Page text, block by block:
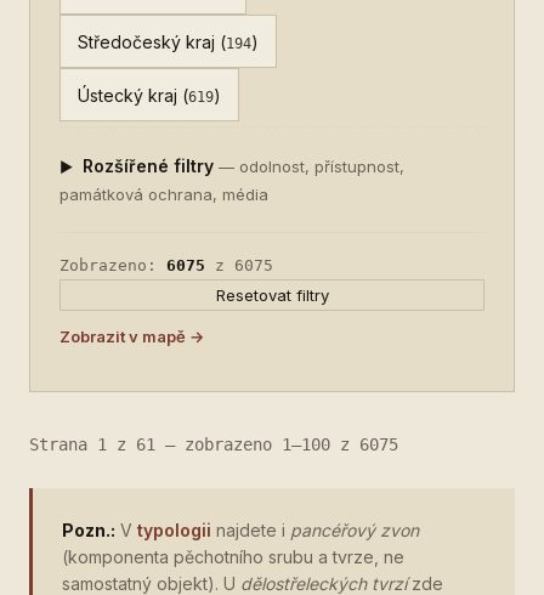
Středočeský kraj (194)
Ústecký kraj (619)
Rozšířené filtry — odolnost, přístupnost,
památková ochrana, média
Zobrazeno: 6075 z 6075
Resetovat filtry
Zobrazit v mapě →
Strana 1 z 61 — zobrazeno 1–100 z 6075
Pozn.: V typologii najdete i pancéřový zvon
(komponenta pěchotního srubu a tvrze, ne
samostatný objekt). U dělostřeleckých tvrzízde